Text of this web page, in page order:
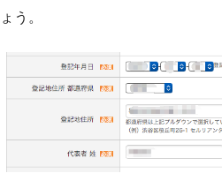
ょう。